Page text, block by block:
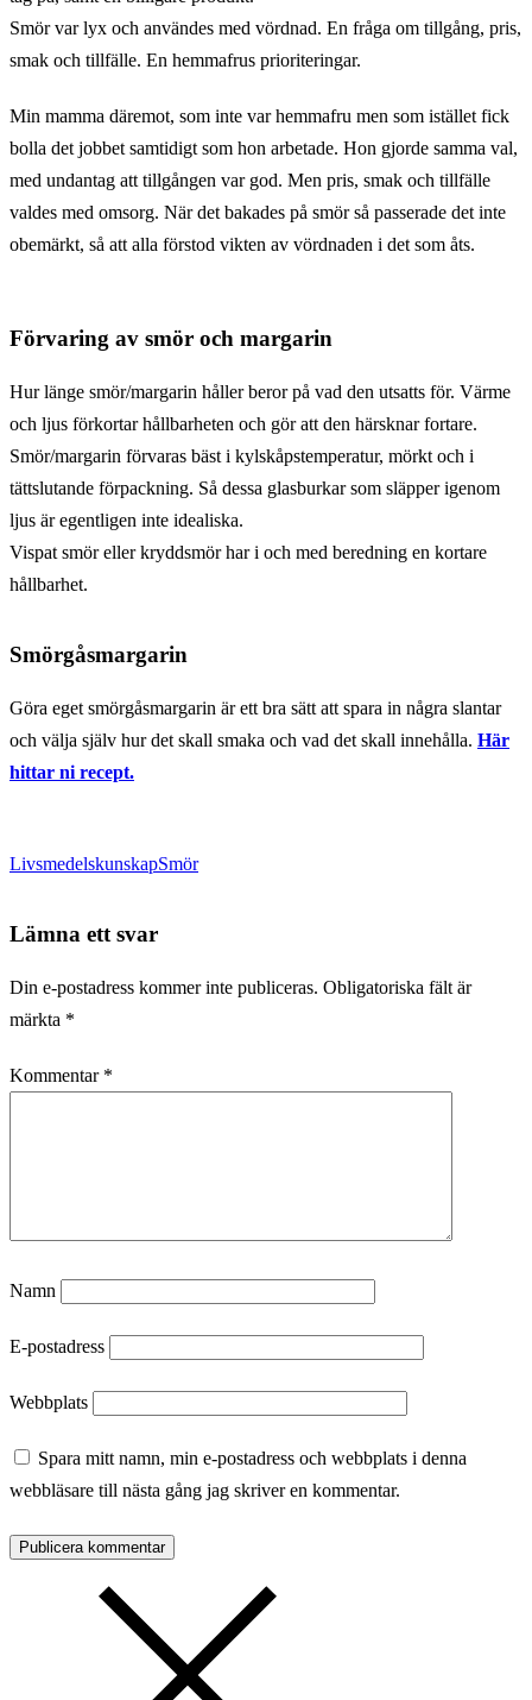
Smör var lyx och användes med vördnad. En fråga om tillgång, pris,
smak och tillfälle. En hemmafrus prioriteringar.
Min mamma däremot, som inte var hemmafru men som istället fick
bolla det jobbet samtidigt som hon arbetade. Hon gjorde samma val,
med undantag att tillgången var god. Men pris, smak och tillfälle
valdes med omsorg. När det bakades på smör så passerade det inte
obemärkt, så att alla förstod vikten av vördnaden i det som åts.
Förvaring av smör och margarin
Hur länge smör/margarin håller beror på vad den utsatts för. Värme
och ljus förkortar hållbarheten och gör att den härsknar fortare.
Smör/margarin förvaras bäst i kylskåpstemperatur, mörkt och i
tättslutande förpackning. Så dessa glasburkar som släpper igenom
ljus är egentligen inte idealiska.
Vispat smör eller kryddsmör har i och med beredning en kortare
hållbarhet.
Smörgåsmargarin
Göra eget smörgåsmargarin är ett bra sätt att spara in några slantar
och välja själv hur det skall smaka och vad det skall innehålla. Här
hittar ni recept.
LivsmedelskunskapSmör
Lämna ett svar
Din e-postadress kommer inte publiceras. Obligatoriska fält är
märkta *
Kommentar *
Namn
E-postadress
Webbplats
Spara mitt namn, min e-postadress och webbplats i denna
webbläsare till nästa gång jag skriver en kommentar.